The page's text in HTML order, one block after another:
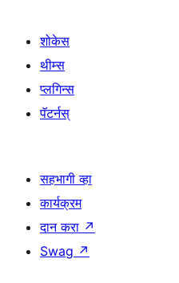
शोकेस
थीम्स
प्लगिन्स
पॅटर्नस्
सहभागी व्हा
कार्यक्रम
दान करा ↗
Swag ↗